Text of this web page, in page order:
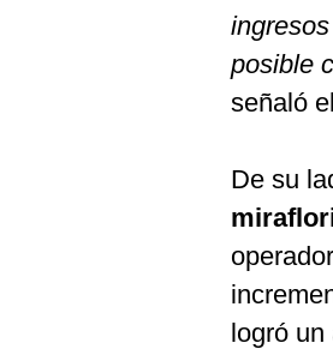
posible
señaló el
De su
logró